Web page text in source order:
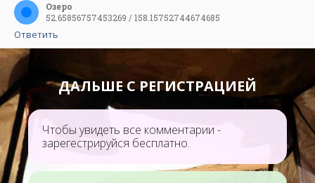
Озеро
52.65856757453269 / 158.15752744674685
Ответить
ДАЛЬШЕ С РЕГИСТРАЦИЕЙ
Чтобы увидеть все комментарии -
зарегестрируйся бесплатно.